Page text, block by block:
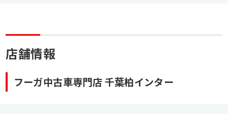
店舗情報
フーガ中古車専門店 千葉柏インター